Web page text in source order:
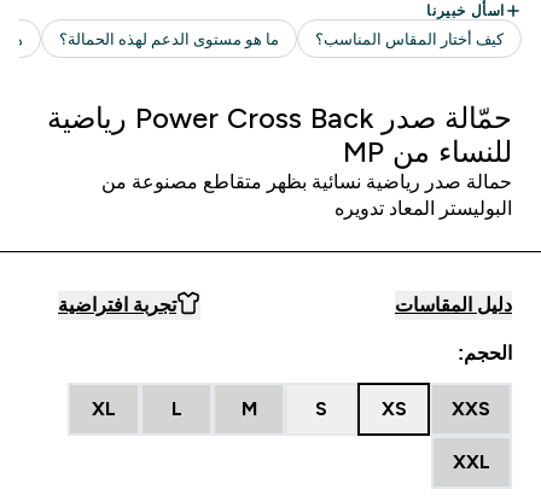
حمّالة صدر Power Cross Back رياضية
للنساء من MP
حمالة صدر رياضية نسائية بظهر متقاطع مصنوعة من
البوليستر المعاد تدويره
دليل المقاسات تجربة افتراضية
الحجم:
XXS
XS
S
M
L
XL
XXL